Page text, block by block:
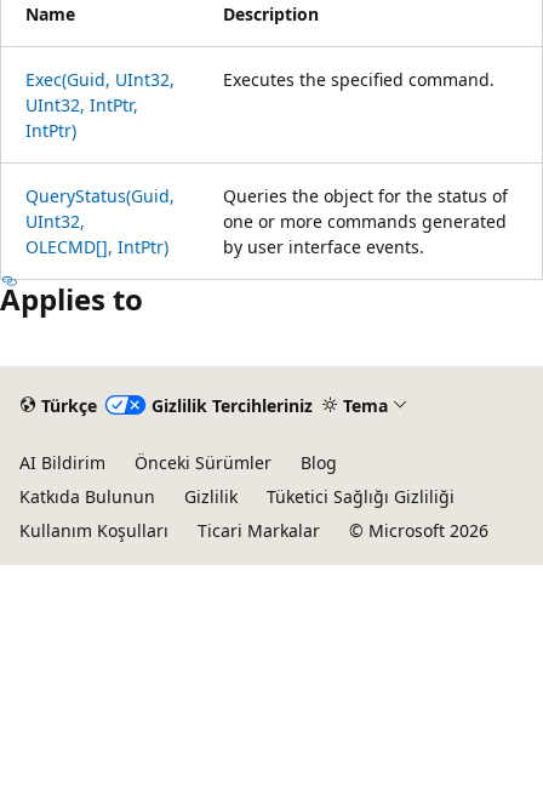
Name Description
Exec(Guid, UInt32,
UInt32, IntPtr,
IntPtr)
Executes the specified command.
QueryStatus(Guid,
UInt32,
OLECMD[], IntPtr)
Queries the object for the status of
one or more commands generated
by user interface events.
Applies to
devre
dışı
Türkçe Gizlilik Tercihleriniz Tema
AI Bildirim Önceki Sürümler
Blog
Katkıda Bulunun
Gizlilik
Tüketici Sağlığı Gizliliği
Kullanım Koşulları
Ticari Markalar © Microsoft 2026